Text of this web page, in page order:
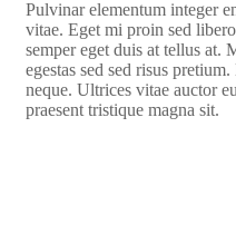
Pulvinar elementum integer
vitae. Eget mi proin sed
semper eget duis at tellus at.
egestas sed sed risus
neque. Ultrices vitae auctor
praesent tristique magna sit.